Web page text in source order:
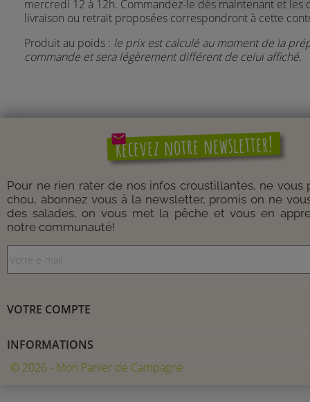
mercredi 12 à 12h. Commandez-le dès maintenant et les
livraison ou retrait proposées correspondront à cette
Produit au poids : le prix est calculé au moment de la
commande et sera légèrement différent de celui affiché.
mail
Recevez notre newsletter!
Pour ne rien rater de nos infos croustillantes, ne vous
chou, abonnez vous à la newsletter, promis on ne
des salades, on vous met la pêche et vous en
notre communauté!
VOTRE COMPTE
INFORMATIONS
© 2026 - Mon Panier de Campagne